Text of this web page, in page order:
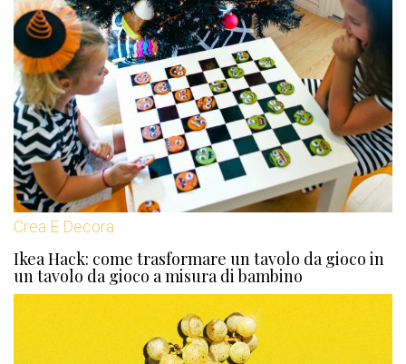
Crea E Decora
Ikea Hack: come trasformare un tavolo da gioco in
un tavolo da gioco a misura di bambino